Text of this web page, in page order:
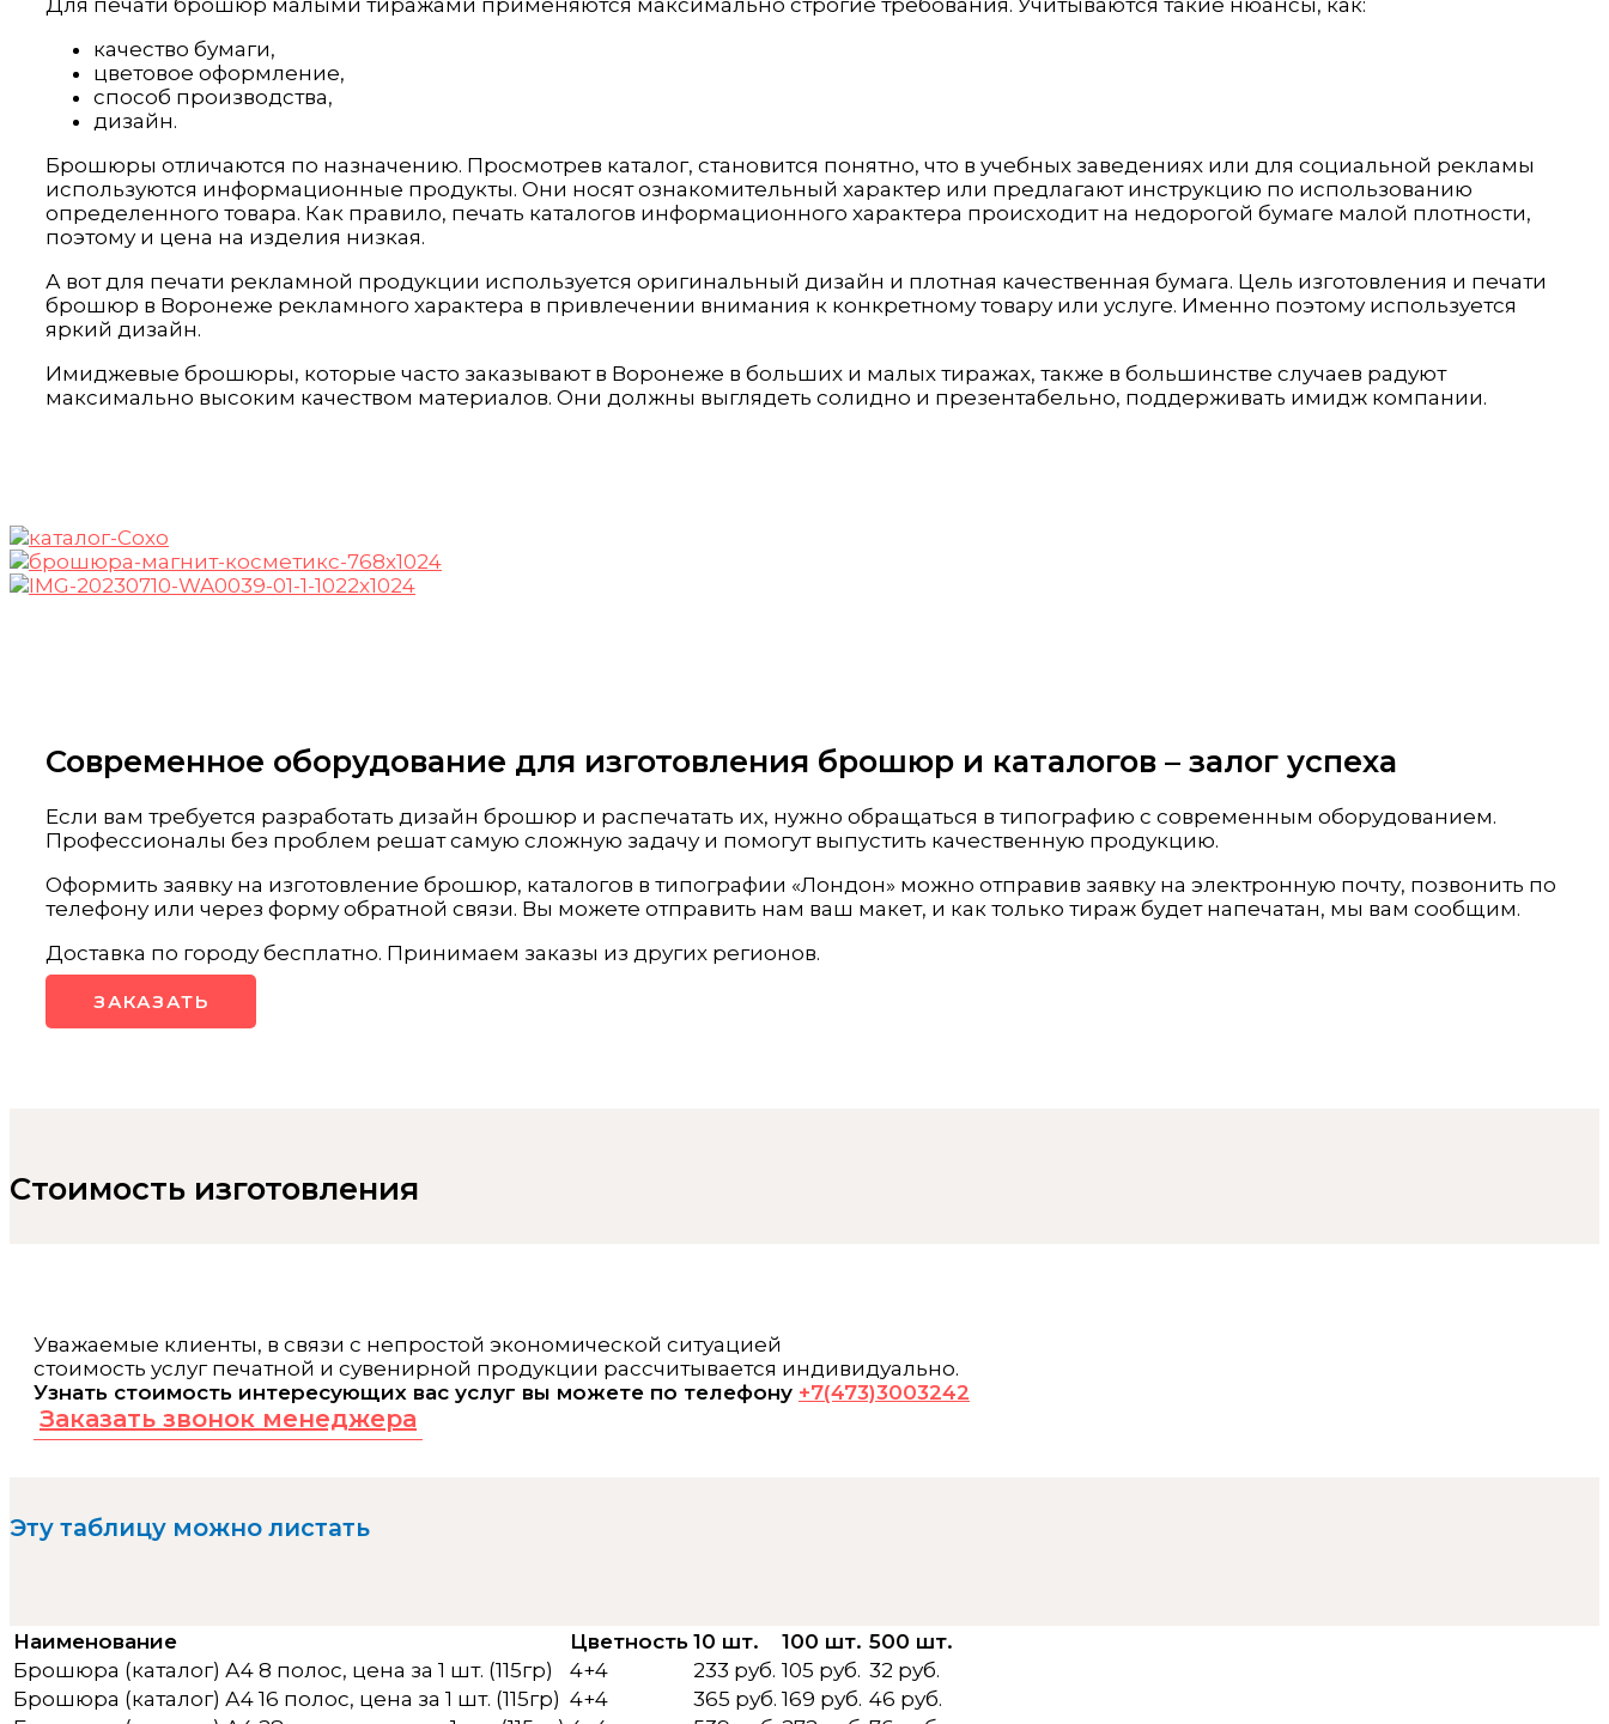
Для печати брошюр малыми тиражами применяются максимально строгие требования. Учитываются такие нюансы, как:
качество бумаги,
цветовое оформление,
способ производства,
дизайн.
Брошюры отличаются по назначению. Просмотрев каталог, становится понятно, что в учебных заведениях или для социальной рекламы
используются информационные продукты. Они носят ознакомительный характер или предлагают инструкцию по использованию
определенного товара. Как правило, печать каталогов информационного характера происходит на недорогой бумаге малой плотности,
поэтому и цена на изделия низкая.
А вот для печати рекламной продукции используется оригинальный дизайн и плотная качественная бумага. Цель изготовления и печати
брошюр в Воронеже рекламного характера в привлечении внимания к конкретному товару или услуге. Именно поэтому используется
яркий дизайн.
Имиджевые брошюры, которые часто заказывают в Воронеже в больших и малых тиражах, также в большинстве случаев радуют
максимально высоким качеством материалов. Они должны выглядеть солидно и презентабельно, поддерживать имидж компании.
Современное оборудование для изготовления брошюр и каталогов – залог успеха
Если вам требуется разработать дизайн брошюр и распечатать их, нужно обращаться в типографию с современным оборудованием.
Профессионалы без проблем решат самую сложную задачу и помогут выпустить качественную продукцию.
Оформить заявку на изготовление брошюр, каталогов в типографии «Лондон» можно отправив заявку на электронную почту, позвонить по
телефону или через форму обратной связи. Вы можете отправить нам ваш макет, и как только тираж будет напечатан, мы вам сообщим.
Доставка по городу бесплатно. Принимаем заказы из других регионов.
ЗАКАЗАТЬ
Стоимость изготовления
Уважаемые клиенты, в связи с непростой экономической ситуацией
стоимость услуг печатной и сувенирной продукции рассчитывается индивидуально.
Узнать стоимость интересующих вас услуг вы можете по телефону +7(473)3003242
Заказать звонок менеджера
Эту таблицу можно листать
Наименование Цветность 10 шт. 100 шт. 500 шт.
Брошюра (каталог) А4 8 полос, цена за 1 шт. (115гр)
4+4 233 руб. 105 руб. 32 руб.
Брошюра (каталог) А4 16 полос, цена за 1 шт. (115гр) 4+4 365 руб. 169 руб. 46 руб.